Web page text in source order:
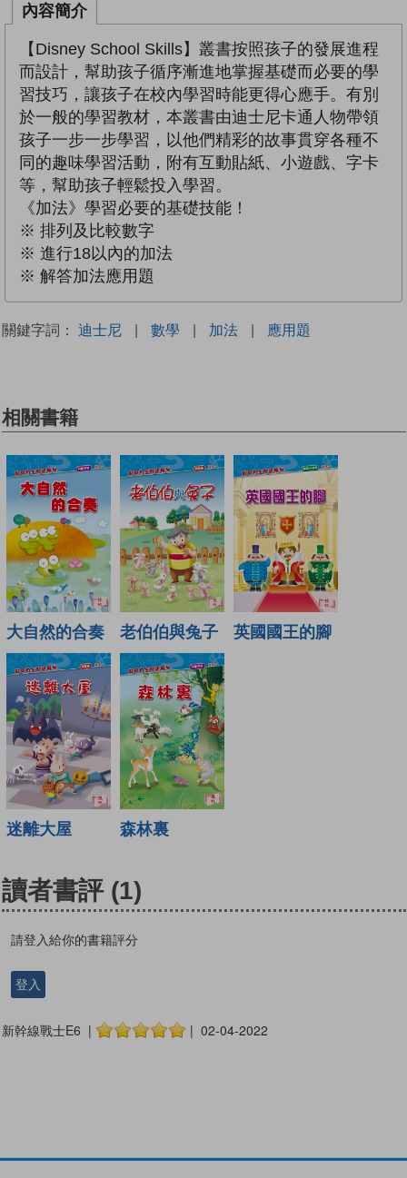
內容簡介
【Disney School Skills】叢書按照孩子的發展進程
而設計，幫助孩子循序漸進地掌握基礎而必要的學
習技巧，讓孩子在校內學習時能更得心應手。有別
於一般的學習教材，本叢書由迪士尼卡通人物帶領
孩子一步一步學習，以他們精彩的故事貫穿各種不
同的趣味學習活動，附有互動貼紙、小遊戲、字卡
等，幫助孩子輕鬆投入學習。
《加法》學習必要的基礎技能！
※ 排列及比較數字
※ 進行18以內的加法
※ 解答加法應用題
關鍵字詞： 迪士尼 | 數學 | 加法 | 應用題
相關書籍
大自然的合奏 老伯伯與兔子 英國國王的腳
迷離大屋 森林裏
讀者書評 (1)
請登入給你的書籍評分
登入
新幹線戰士E6 | | 02-04-2022